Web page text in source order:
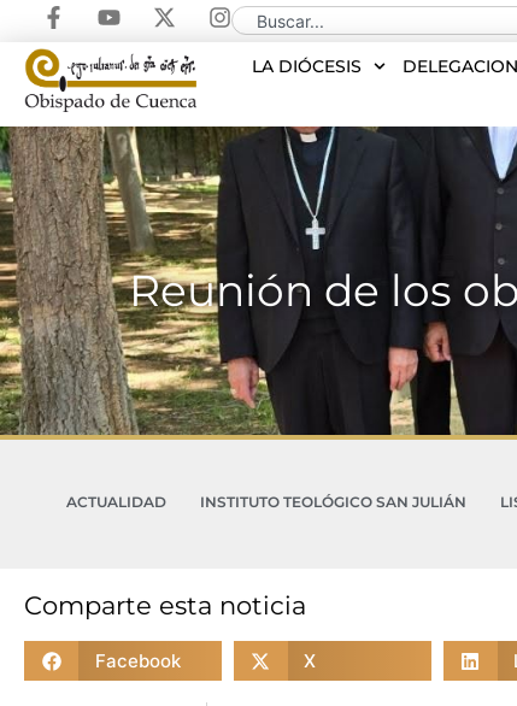
LA DIÓCESIS
Reunión de los
ACTUALIDAD INSTITUTO TEOLÓGICO SAN JULIÁN
Comparte esta noticia
Facebook X